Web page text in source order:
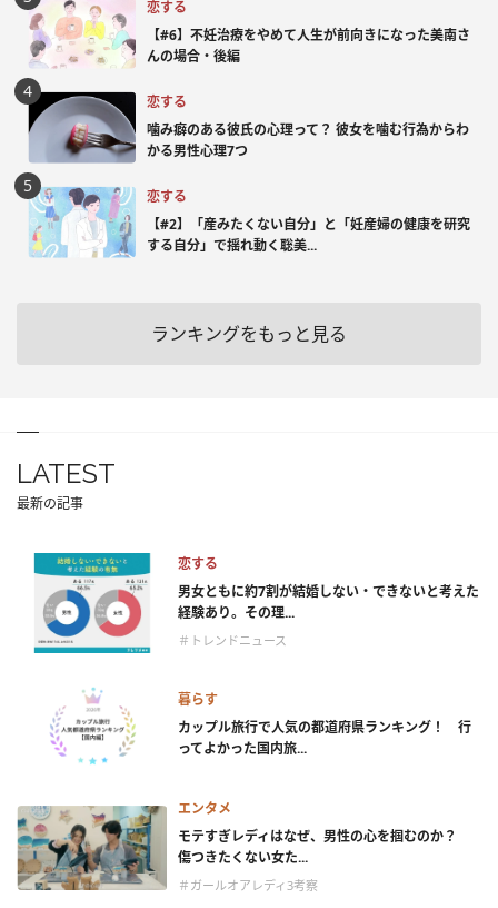
恋する
【#6】不妊治療をやめて人生が前向きになった美南さ
んの場合・後編
恋する
噛み癖のある彼氏の心理って？ 彼女を噛む行為からわ
かる男性心理7つ
恋する
【#2】「産みたくない自分」と「妊産婦の健康を研究
する自分」で揺れ動く聡美...
ランキングをもっと見る
LATEST
最新の記事
恋する
男女ともに約7割が結婚しない・できないと考えた
経験あり。その理...
＃トレンドニュース
暮らす
カップル旅行で人気の都道府県ランキング！ 行
ってよかった国内旅...
エンタメ
モテすぎレディはなぜ、男性の心を掴むのか？
傷つきたくない女た...
＃ガールオアレディ3考察